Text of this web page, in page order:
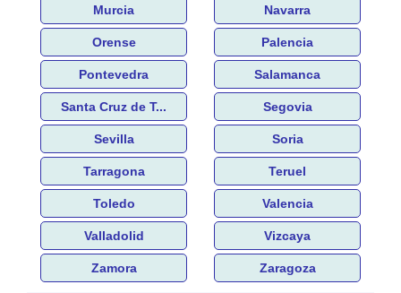
Murcia Navarra
Orense Palencia
Pontevedra Salamanca
Santa Cruz de T... Segovia
Sevilla Soria
Tarragona Teruel
Toledo Valencia
Valladolid Vizcaya
Zamora Zaragoza